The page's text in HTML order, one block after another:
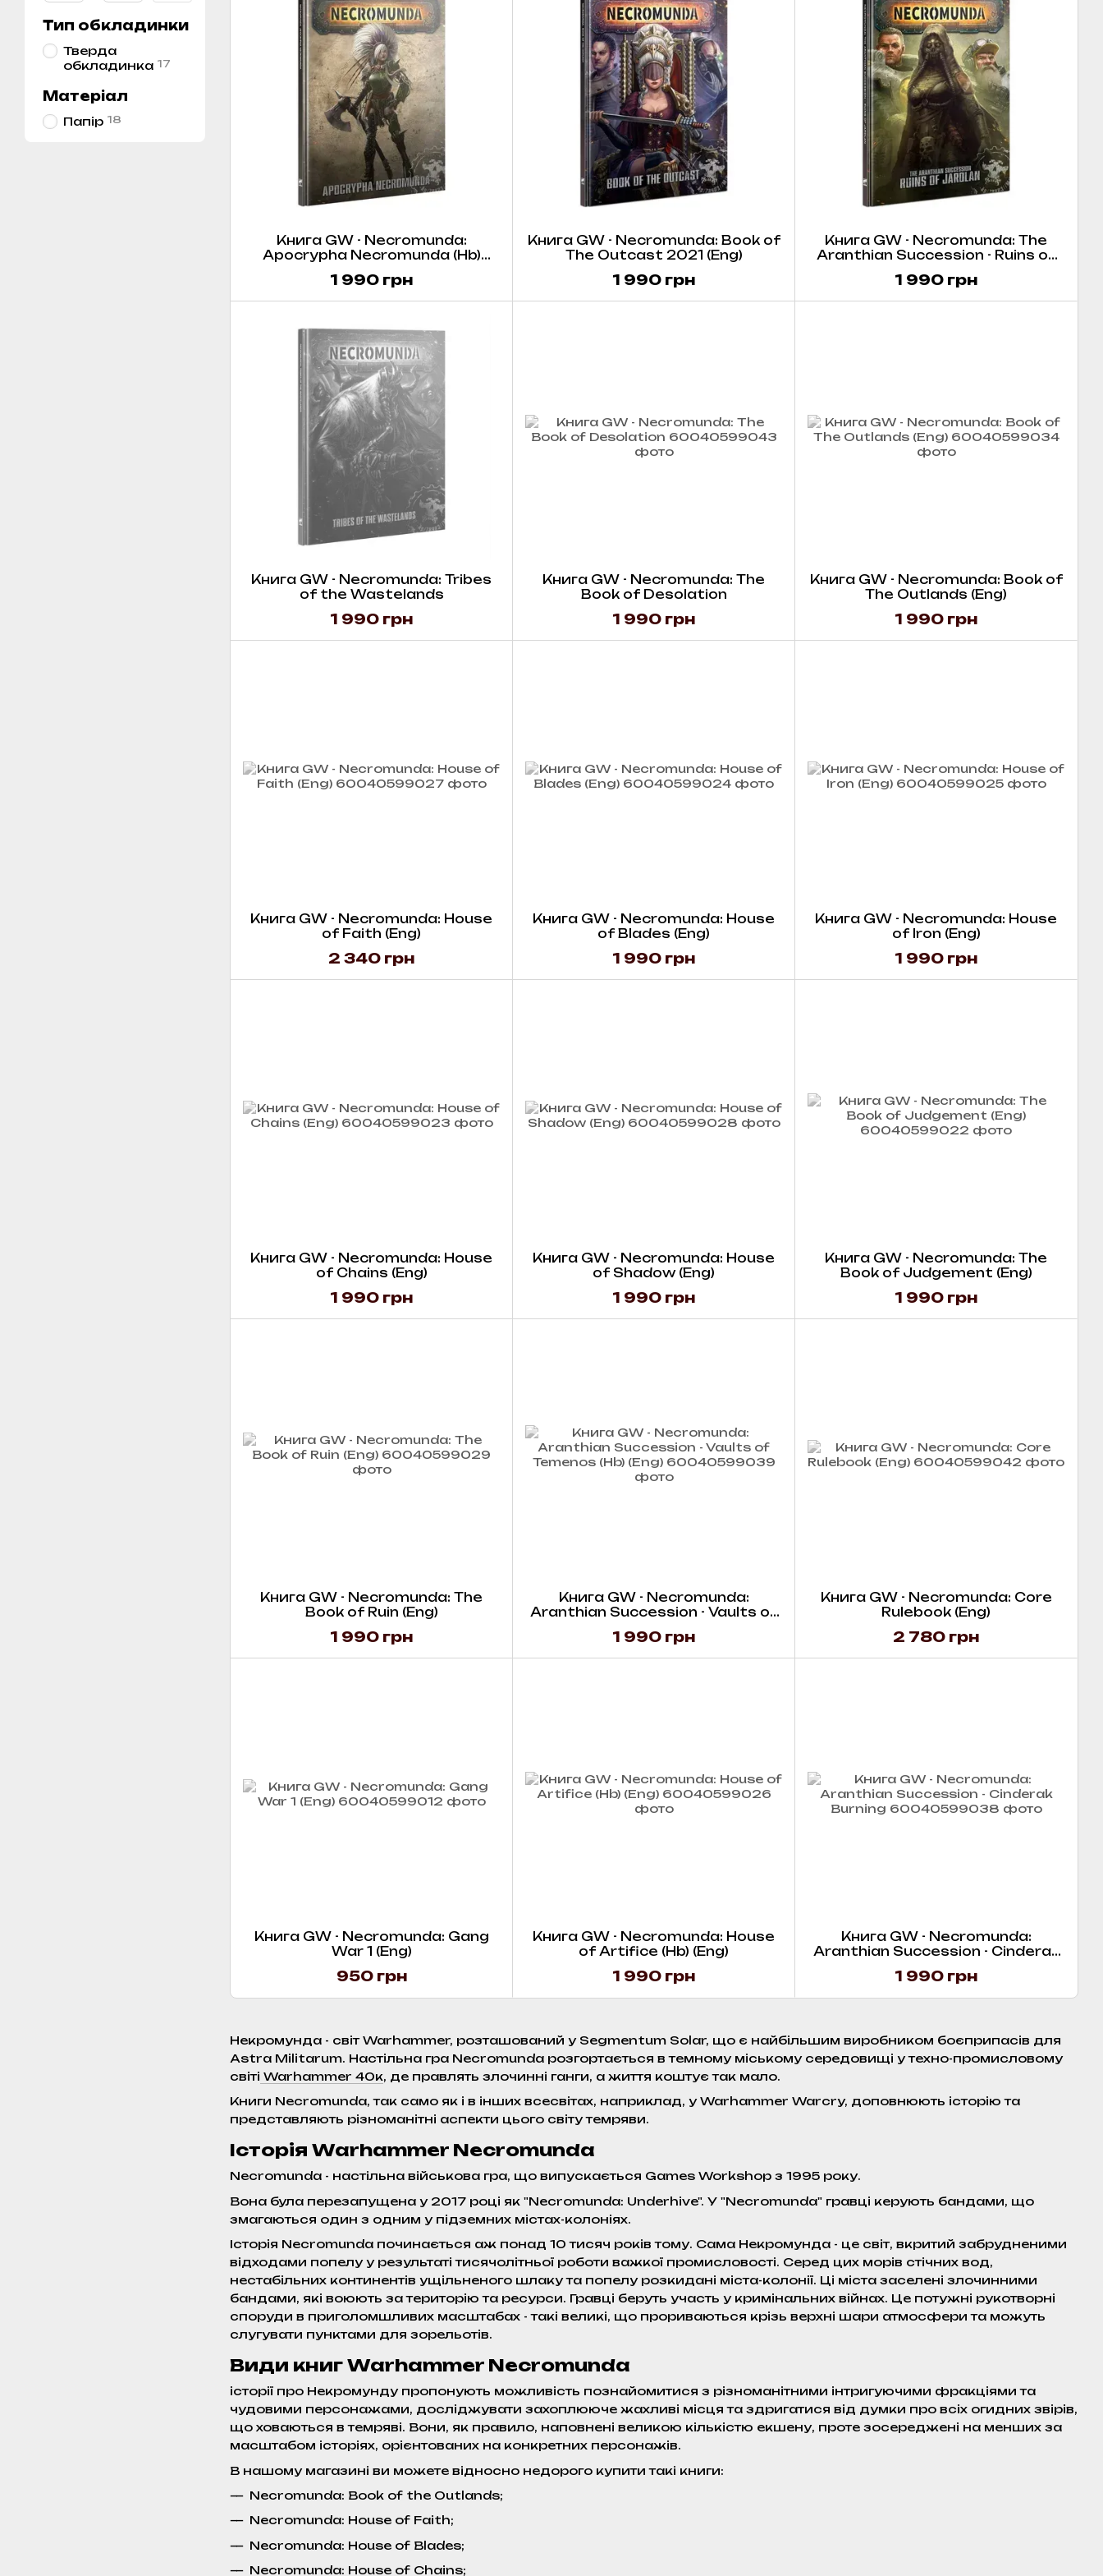
Некромунда - світ Warhammer, розташований у Segmentum Solar, що є найбільшим виробником боєприпасів для
Astra Militarum. Настільна гра Necromunda розгортається в темному міському середовищі у техно-промисловому
світі Warhammer 40к, де правлять злочинні ганги, а життя коштує так мало.
Книги Necromunda, так само як і в інших всесвітах, наприклад, у Warhammer Warcry, доповнюють історію та
представляють різноманітні аспекти цього світу темряви.
Історія Warhammer Necromunda
Necromunda - настільна військова гра, що випускається Games Workshop з 1995 року.
Вона була перезапущена у 2017 році як "Necromunda: Underhive". У "Necromunda" гравці керують бандами, що
змагаються один з одним у підземних містах-колоніях.
Історія Necromunda починається аж понад 10 тисяч років тому. Сама Некромунда - це світ, вкритий забрудненими
відходами попелу у результаті тисячолітньої роботи важкої промисловості. Серед цих морів стічних вод,
нестабільних континентів ущільненого шлаку та попелу розкидані міста-колонії. Ці міста заселені злочинними
бандами, які воюють за територію та ресурси. Гравці беруть участь у кримінальних війнах. Це потужні рукотворні
споруди в приголомшливих масштабах - такі великі, що прориваються крізь верхні шари атмосфери та можуть
слугувати пунктами для зорельотів.
Види книг Warhammer Necromunda
історії про Некромунду пропонують можливість познайомитися з різноманітними інтригуючими фракціями та
чудовими персонажами, досліджувати захоплююче жахливі місця та здригатися від думки про всіх огидних звірів,
що ховаються в темряві. Вони, як правило, наповнені великою кількістю екшену, проте зосереджені на менших за
масштабом історіях, орієнтованих на конкретних персонажів.
В нашому магазині ви можете відносно недорого купити такі книги:
Necromunda: Book of the Outlands;
Necromunda: House of Faith;
Necromunda: House of Blades;
Necromunda: House of Chains;
Книга GW - Necromunda:
Apocrypha Necromunda (Hb)
1 990 грн
Книга GW - Necromunda: Book of
The Outcast 2021 (Eng)
1 990 грн
Книга GW - Necromunda: The
Aranthian Succession - Ruins of
1 990 грн
Книга GW - Necromunda: Tribes
of the Wastelands
1 990 грн
Книга GW - Necromunda: The
Book of Desolation
1 990 грн
Книга GW - Necromunda: Book of
The Outlands (Eng)
1 990 грн
Книга GW - Necromunda: House
of Faith (Eng)
2 340 грн
Книга GW - Necromunda: House
of Blades (Eng)
1 990 грн
Книга GW - Necromunda: House
of Iron (Eng)
1 990 грн
Книга GW - Necromunda: House
of Chains (Eng)
1 990 грн
Книга GW - Necromunda: House
of Shadow (Eng)
1 990 грн
Книга GW - Necromunda: The
Book of Judgement (Eng)
1 990 грн
Книга GW - Necromunda: The
Book of Ruin (Eng)
1 990 грн
Книга GW - Necromunda:
Aranthian Succession - Vaults of
1 990 грн
Книга GW - Necromunda: Core
Rulebook (Eng)
2 780 грн
Книга GW - Necromunda: Gang
War 1 (Eng)
950 грн
Книга GW - Necromunda: House
of Artifice (Hb) (Eng)
1 990 грн
Книга GW - Necromunda:
Aranthian Succession - Cinderak
1 990 грн
Тип обкладинки
Тверда
обкладинка 17
Матеріал
Папір 18